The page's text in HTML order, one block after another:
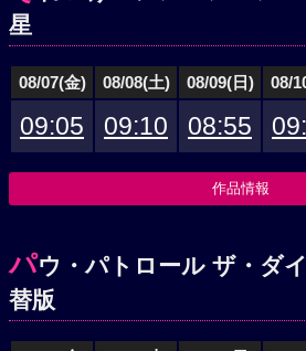
星
08/07(金) 08/08(土) 08/09(日) 08/
09:05 09:10 08:55
作品情報
パウ・パトロール ザ・ダ
替版